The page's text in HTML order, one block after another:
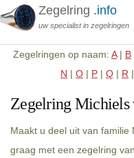
Zegelring .info
uw specialist in zegelringen
Zegelringen op naam: A| B
N | O | P | Q | R |
Zegelring Michiels
Maakt u deel uit van familie
graag met een zegelring